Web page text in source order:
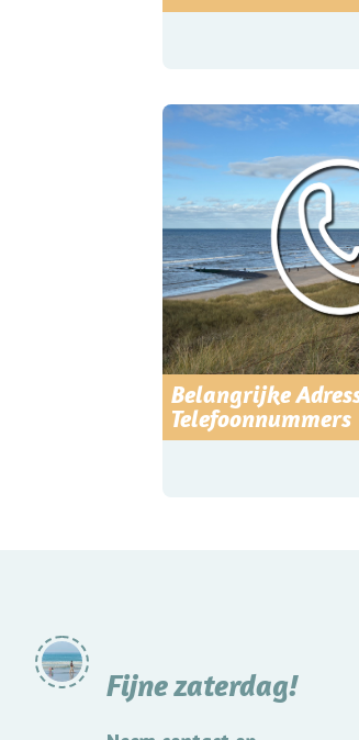
Belangrijke
Telefoonnummers
Fijne zaterdag!